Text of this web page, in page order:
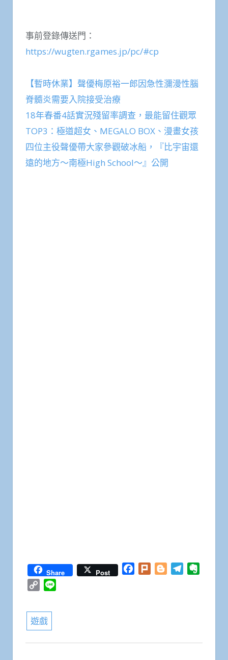
事前登錄傳送門：
https://wugten.rgames.jp/pc/#cp
【暫時休業】聲優梅原裕一郎因急性瀰漫性腦
脊髓炎需要入院接受治療
18年春番4話實況殘留率調查，最能留住觀眾
TOP3：極道超女、MEGALO BOX、漫畫女孩
四位主役聲優帶大家參觀破冰船，『比宇宙還
遠的地方～南極High School～』公開
Share Post Facebook
Plurk BloggerTelegram
Copy
遊戲